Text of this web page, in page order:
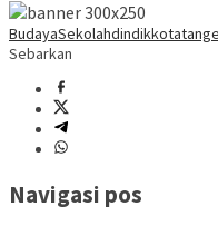
BudayaSekolah
Sebarkan
Navigasi pos